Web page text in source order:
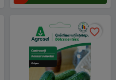
favorite_border
favorite_border